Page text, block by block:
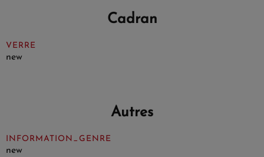
Cadran
VERRE
new
Autres
INFORMATION_GENRE
new